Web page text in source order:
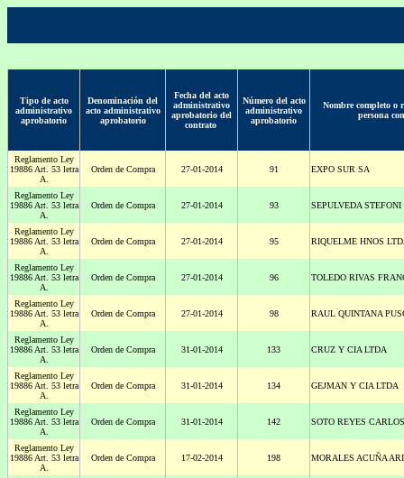
Tipo de acto
administrativo
aprobatorio
Denominación del
acto administrativo
aprobatorio
Fecha del acto
administrativo
aprobatorio del
contrato
Número del acto
administrativo
aprobatorio
Nombre completo o
persona
Reglamento Ley
19886 Art. 53 letra
A.
Orden de Compra 27-01-2014 91 EXPO SUR SA
Reglamento Ley
19886 Art. 53 letra
A.
Orden de Compra 27-01-2014 93 SEPULVEDA STEFONI
Reglamento Ley
19886 Art. 53 letra
A.
Orden de Compra 27-01-2014 95 RIQUELME HNOS
Reglamento Ley
19886 Art. 53 letra
A.
Orden de Compra 27-01-2014 96 TOLEDO RIVAS
Reglamento Ley
19886 Art. 53 letra
A.
Orden de Compra 27-01-2014 98 RAUL QUINTANA
Reglamento Ley
19886 Art. 53 letra
A.
Orden de Compra 31-01-2014 133 CRUZ Y CIA LTDA
Reglamento Ley
19886 Art. 53 letra
A.
Orden de Compra 31-01-2014 134 GEJMAN Y CIA LTDA
Reglamento Ley
19886 Art. 53 letra
A.
Orden de Compra 31-01-2014 142 SOTO REYES CARLOS
Reglamento Ley
19886 Art. 53 letra
A.
Orden de Compra 17-02-2014 198 MORALES ACUÑA